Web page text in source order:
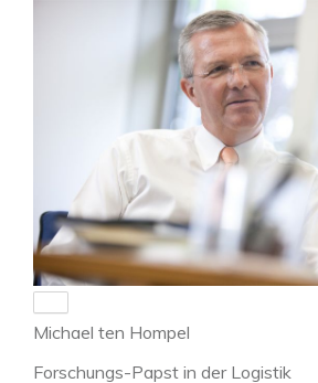
Michael ten Hompel
Forschungs-Papst in der Logistik